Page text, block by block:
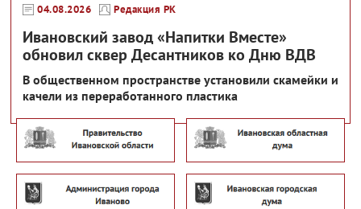
04.08.2026 Редакция РК
Ивановский завод «Напитки Вместе»
обновил сквер Десантников ко Дню ВДВ
В общественном пространстве установили скамейки и
качели из переработанного пластика